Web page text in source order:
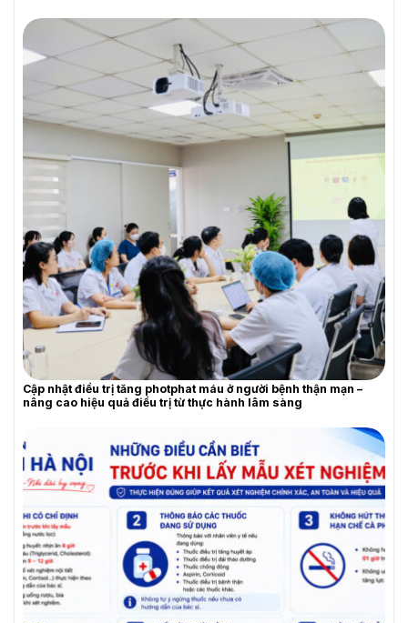
YÊU CẦU BÁO GIÁ
Cập nhật điều trị tăng photphat máu ở người bệnh thận mạn –
nâng cao hiệu quả điều trị từ thực hành lâm sàng